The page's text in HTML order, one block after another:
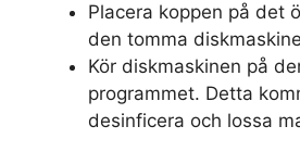
Placera koppen på det
den tomma
Kör diskmaskinen på
programmet. Detta
desinficera och lossa